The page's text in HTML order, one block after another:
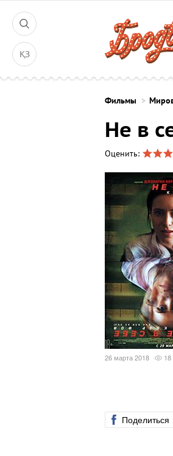
ҚЗ
Фильмы
Не в
Оценить:
26 марта 2018
Поделиться